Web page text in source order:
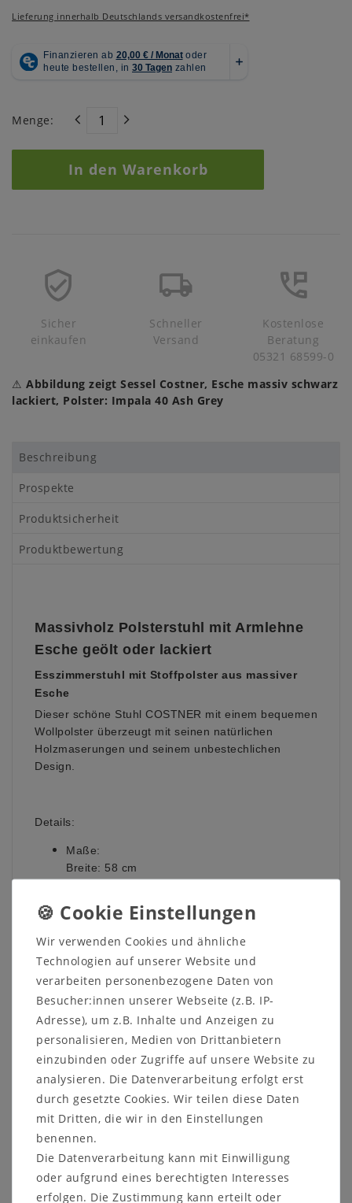
Lieferung innerhalb Deutschlands versandkostenfrei*
Menge:
In den Warenkorb
Sicher
einkaufen
Schneller
Versand
Kostenlose
Beratung
05321 68599-0
⚠ Abbildung zeigt Sessel Costner, Esche massiv schwarz
lackiert, Polster: Impala 40 Ash Grey
Beschreibung
Prospekte
Produktsicherheit
Produktbewertung
Massivholz Polsterstuhl mit Armlehne
Esche geölt oder lackiert
Esszimmerstuhl mit Stoffpolster aus massiver
Esche
Dieser schöne Stuhl COSTNER mit einem bequemen
Wollpolster überzeugt mit seinen natürlichen
Holzmaserungen und seinem unbestechlichen
Design.
Details:
Maße:
Breite: 58 cm
Sitzhöhe: 46 cm
Esche massiv
Polsterauswahl:
Impala
Kontaktieren Sie uns auf unserer Internetseite oder
rufen Sie uns direkt an unter 05321-685990. Wir
helfen Ihnen gerne weiter!
Informationen zum Möbelstück:
Wir verwenden Cookies und ähnliche
Technologien auf unserer Website und
verarbeiten personenbezogene Daten von
Besucher:innen unserer Webseite (z.B. IP-
Adresse), um z.B. Inhalte und Anzeigen zu
personalisieren, Medien von Drittanbietern
einzubinden oder Zugriffe auf unsere Website zu
analysieren. Die Datenverarbeitung erfolgt erst
durch gesetzte Cookies. Wir teilen diese Daten
mit Dritten, die wir in den Einstellungen
benennen.
Die Datenverarbeitung kann mit Einwilligung
oder aufgrund eines berechtigten Interesses
erfolgen. Die Zustimmung kann erteilt oder